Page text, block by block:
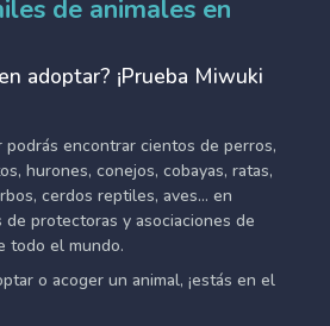
de animales en
adoptar? ¡Prueba Miwuki
encontrar cientos de perros,
hurones, conejos, cobayas, ratas,
cerdos reptiles, aves... en
protectoras y asociaciones de
todo el mundo.
o acoger un animal, ¡estás en el